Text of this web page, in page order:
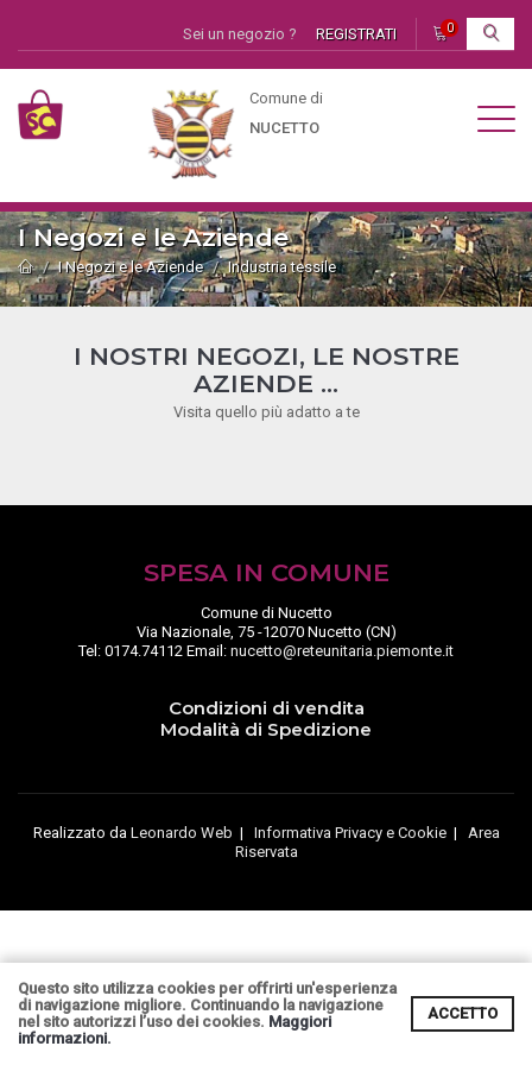
Sei un negozio ? REGISTRATI 0
Comune di
NUCETTO
I Negozi e le Aziende
I Negozi e le Aziende Industria tessile
I NOSTRI NEGOZI, LE NOSTRE
AZIENDE ...
Visita quello più adatto a te
SPESA IN COMUNE
Comune di Nucetto
Via Nazionale, 75 -12070 Nucetto (CN)
Tel: 0174.74112 Email: nucetto@reteunitaria.piemonte.it
Condizioni di vendita
Modalità di Spedizione
Realizzato da Leonardo Web | Informativa Privacy e Cookie| Area
Riservata
Questo sito utilizza cookies per offrirti un'esperienza
di navigazione migliore. Continuando la navigazione
nel sito autorizzi l’uso dei cookies. Maggiori
informazioni.
ACCETTO